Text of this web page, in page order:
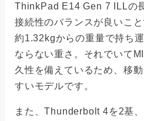
ThinkPad E14 Gen 7 ILLの
接続性のバランスが良いこと
約1.32kgからの重量で持ち
ならない重さ。それでいて
久性を備えているため、移
すいモデルです。
また、Thunderbolt 4を2基